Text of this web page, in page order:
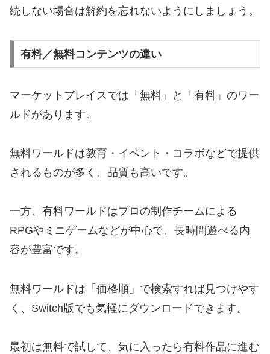
続しない場合は解約を忘れないようにしましょう。
有料／無料コンテンツの違い
マーケットプレイスでは「無料」と「有料」のワー
ルドがあります。
無料ワールドは教育・イベント・コラボなどで提供
されるものが多く、品質も高いです。
一方、有料ワールドはプロの制作チームによる
RPGやミニゲームなどが中心で、長時間遊べる内
容が豊富です。
無料ワールドは「価格順」で検索すれば見つけやす
く、Switch版でも気軽にダウンロードできます。
最初は無料で試して、気に入ったら有料作品に進む